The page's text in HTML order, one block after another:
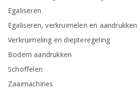
Egaliseren
Egaliseren, verkruimelen en aandrukken
Verkruimeling en diepteregeling
Bodem aandrukken
Schoffelen
Zaaimachines